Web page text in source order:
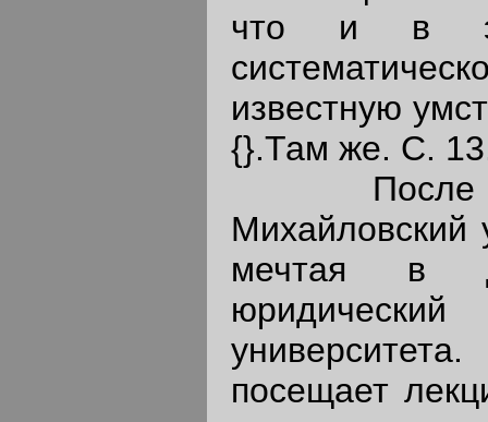
что и в
известную
{}.Там же. С.
После
Михайловский
мечтая в
посещает